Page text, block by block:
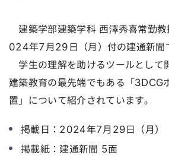
建築学部建築学科 西澤秀喜常勤教
024年7月29日（月）付の建通新聞
学生の理解を助けるツールとして
建築教育の最先端でもある「3DCG
置」について紹介されています。
掲載日：2024年7月29日（月）
掲載紙：建通新聞 5面